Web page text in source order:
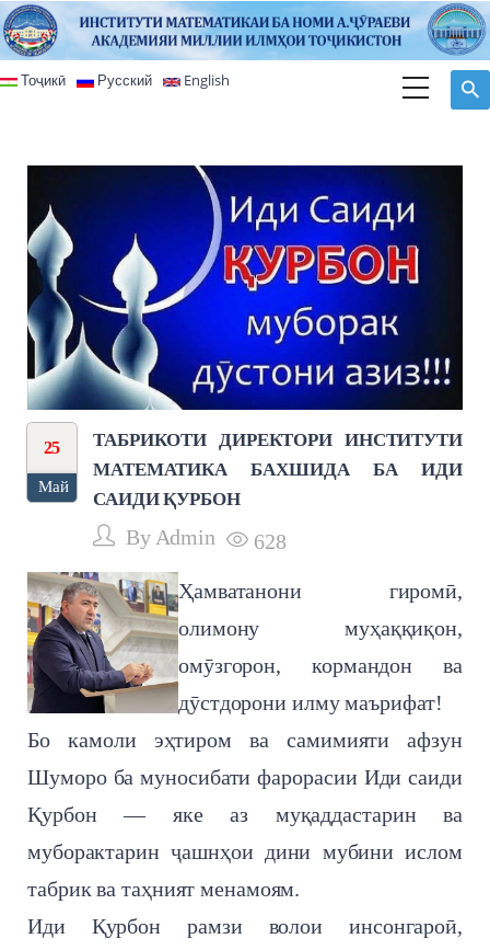
Перейти к основному содержанию
Тоҷикӣ Русский English
25
Май
ТАБРИКОТИ ДИРЕКТОРИ ИНСТИТУТИ
МАТЕМАТИКА БАХШИДА БА ИДИ
САИДИ ҚУРБОН
By Admin 628
Ҳамватанони гиромӣ,
олимону муҳаққиқон,
омӯзгорон, кормандон ва
дӯстдорони илму маърифат!
Бо камоли эҳтиром ва самимияти афзун
Шуморо ба муносибати фарорасии Иди саиди
Қурбон — яке аз муқаддастарин ва
муборактарин ҷашнҳои дини мубини ислом
табрик ва таҳният менамоям.
Иди Қурбон рамзи волои инсонгароӣ,